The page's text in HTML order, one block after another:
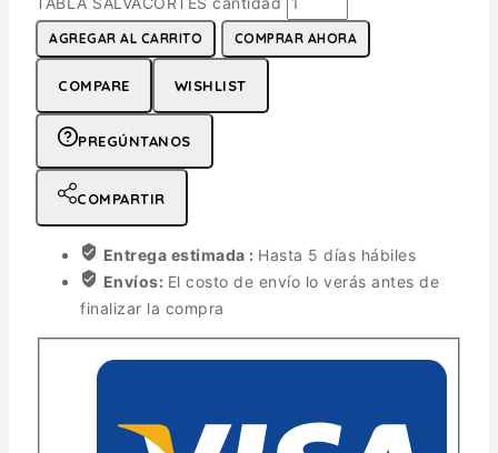
AGREGAR AL CARRITO COMPRAR AHORA
COMPARE WISHLIST
PREGÚNTANOS
COMPARTIR
Entrega estimada : Hasta 5 días hábiles
Envíos: El costo de envío lo verás antes de
finalizar la compra